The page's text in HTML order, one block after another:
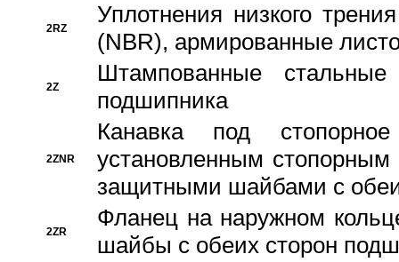
2RZ
Уплотнения низкого
(NBR), армированные
2Z
Штампованные
подшипника
2ZNR
Канавка под
установленным
защитными шайбами с
2ZR
Фланец на наружном
шайбы с обеих сторон